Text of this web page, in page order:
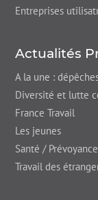
Entreprises
Actualités
A la une :
Diversité et lutte
France Travail
Les jeunes
Santé / Prévoyance
Travail des